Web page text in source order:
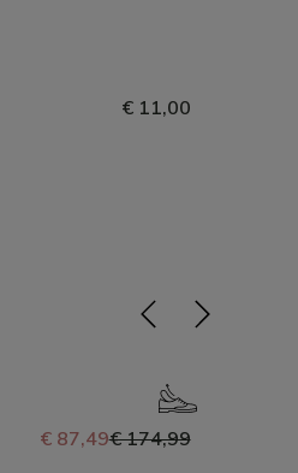
€ 11,00
€ 87,49€ 174,99